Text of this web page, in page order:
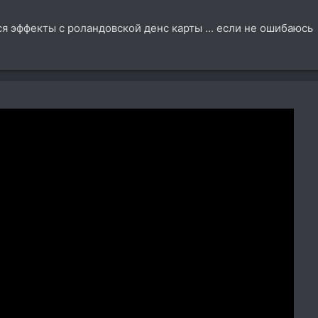
эффекты с роландовской денс карты ... если не ошибаюсь